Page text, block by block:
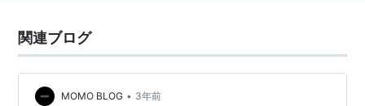
関連ブログ
MOMO BLOG • 3年前